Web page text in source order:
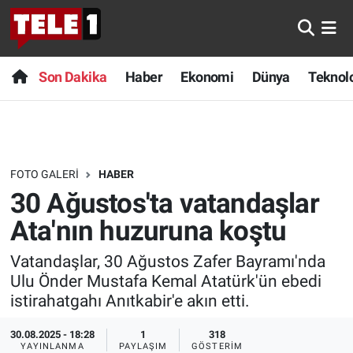
Son Dakika Haber Ekonomi Dünya
FOTO GALERI HABER
30 Ağustos'ta vatandaşlar
Ata'nın huzuruna koştu
Vatandaşlar, 30 Ağustos Zafer Bayramı'nda
Ulu Önder Mustafa Kemal Atatürk'ün ebedi
istirahatgahı Anıtkabir'e akın etti.
30.08.2025 - 18:28
YAYINLANMA
1
PAYLAŞIM
318
GÖSTERIM
Anında Manşet
Başka Sohbetler
Bilim turu
Bilim ve Teknoloji Evreni
Doğa Konuşuyor
Dünya
Ege Saati
Son Dakika
Haber
Dünya
Teknoloji
Sağlık
Spor
Yayın Akışı
Nöbetçi Eczaneler
Hava Durumu
Trafik Durumu
Süper Lig Puan Durumu ve Fikstür
Tüm Manşetler
Son Dakika Haberleri
Haber Arşivi